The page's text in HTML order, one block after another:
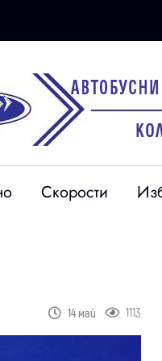
Скорости
14 май 1113